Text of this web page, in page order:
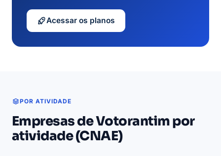
Acessar os planos
POR ATIVIDADE
Empresas de Votorantim por
atividade (CNAE)